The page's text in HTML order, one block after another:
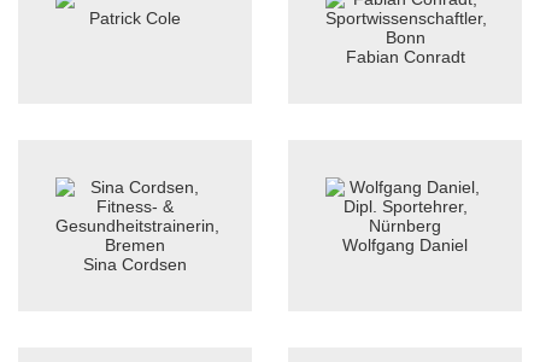
Patrick Cole
Fabian Conradt
Sina Cordsen
Wolfgang Daniel